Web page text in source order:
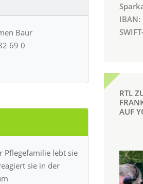
Baur
69 0
Pflegefamilie lebt sie
sie in der
IBAN:
RTL
AUF